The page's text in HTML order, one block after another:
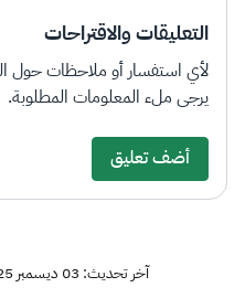
التعليقات والاقتراحات
لأي استفسار أو ملاحظات حول
يرجى ملء المعلومات المطلوبة.
أضف تعليق
آخر تحديث: 03 ديسمبر 2025 10:49 ص المملكة العربية السعودية